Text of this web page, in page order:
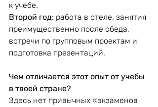
к учебе.
Второй год: работа в отеле, занятия
преимущественно после обеда,
встречи по групповым проектам и
подготовка презентаций.
Чем отличается этот опыт от учебы
в твоей стране?
Здесь нет привычных «экзаменов